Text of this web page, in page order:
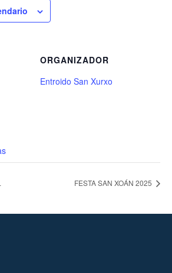
ORGANIZADOR
Entroido San Xurxo
FESTA SAN XOÁN 2025